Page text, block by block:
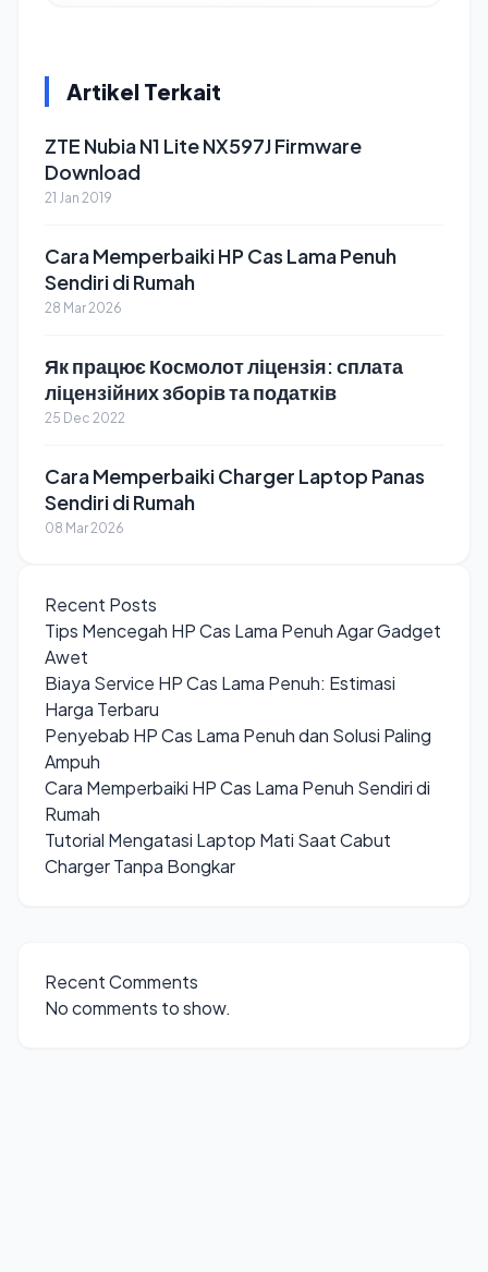
Artikel Terkait
ZTE Nubia N1 Lite NX597J Firmware
Download
21 Jan 2019
Cara Memperbaiki HP Cas Lama Penuh
Sendiri di Rumah
28 Mar 2026
Як працює Космолот ліцензія: сплата
ліцензійних зборів та податків
25 Dec 2022
Cara Memperbaiki Charger Laptop Panas
Sendiri di Rumah
08 Mar 2026
Recent Posts
Tips Mencegah HP Cas Lama Penuh Agar Gadget
Awet
Biaya Service HP Cas Lama Penuh: Estimasi
Harga Terbaru
Penyebab HP Cas Lama Penuh dan Solusi Paling
Ampuh
Cara Memperbaiki HP Cas Lama Penuh Sendiri di
Rumah
Tutorial Mengatasi Laptop Mati Saat Cabut
Charger Tanpa Bongkar
Recent Comments
No comments to show.